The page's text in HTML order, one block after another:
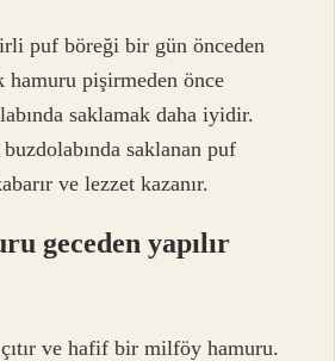
puf böreği bir gün önceden
hamuru pişirmeden önce
saklamak daha iyidir.
saklanan puf
ve lezzet kazanır.
geceden yapılır
ve hafif bir milföy hamuru.